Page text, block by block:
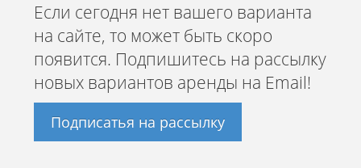
Если сегодня нет вашего варианта
на сайте, то может быть скоро
появится. Подпишитесь на рассылку
новых вариантов аренды на Email!
Подписатья на рассылку